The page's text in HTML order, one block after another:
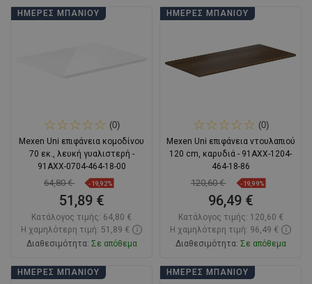
Στο καλάθι Στο καλάθι
ΗΜΈΡΕΣ ΜΠΆΝΙΟΥ
(0)
Mexen Uni επιφάνεια κομοδίνου
70 εκ., λευκή γυαλιστερή -
91AXX-0704-464-18-00
64,80 € -19,92%
51,89 €
Κατάλογος τιμής: 64,80 €
Η χαμηλότερη τιμή: 51,89 €
Διαθεσιμότητα: Σε απόθεμα
Στο καλάθι
ΗΜΈΡΕΣ ΜΠΆΝΙΟΥ
(0)
Mexen Uni επιφάνεια ντουλαπιού
120 cm, καρυδιά - 91AXX-1204-
464-18-86
120,60 € -19,99%
96,49 €
Κατάλογος τιμής: 120,60 €
Η χαμηλότερη τιμή: 96,49 €
Διαθεσιμότητα: Σε απόθεμα
Στο καλάθι
ΗΜΈΡΕΣ ΜΠΆΝΙΟΥ ΗΜΈΡΕΣ ΜΠΆΝΙΟΥ